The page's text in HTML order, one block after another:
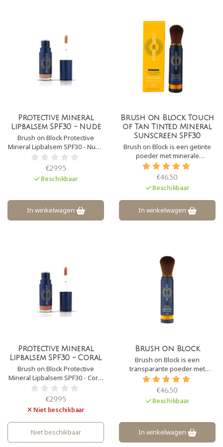
Protective Mineral
Lipbalsem SPF30 - Nude
Brush on Block Protective
Mineral Lipbalsem SPF30 - Nude
is een zachte lipbalsem met
zonbescherming. Deze
Lipbalsem bevat intensief
voedende ingrediënten die
hersteld. Het biedt tevens
bescherming tegen UVA- en
UVB-straling.
€29,95
Beschikbaar
In winkelwagen
Brush on Block Touch
of Tan Tinted Mineral
Sunscreen SPF30
Brush on Block is een getinte
poeder met minerale
zonbescherming. Brush on
Block biedt een SPF30 en UVA-
en UVB-bescherming. Het is
daarnaast ook zweet- en
waterbestendig.
€46,50
Beschikbaar
In winkelwagen
Protective Mineral
Lipbalsem SPF30 - Coral
Brush on Block Protective
Mineral Lipbalsem SPF30 - Coral
is een zachte lipbalsem met
zonbescherming. Deze
Lipbalsem bevat intensief
voedende ingrediënten die
beschadigde lippen snel
hersteld. Het biedt tevens
bescherming tegen UVA- en
€29,95
Niet beschikbaar
Niet beschikbaar
Brush on Block
Brush on Block is een
transparante poeder met
minerale zonbescherming.
Brush on Block biedt een SPF30
en UVA- en UVB-bescherming.
Het is daarnaast ook zweet- en
€46,50
Beschikbaar
In winkelwagen